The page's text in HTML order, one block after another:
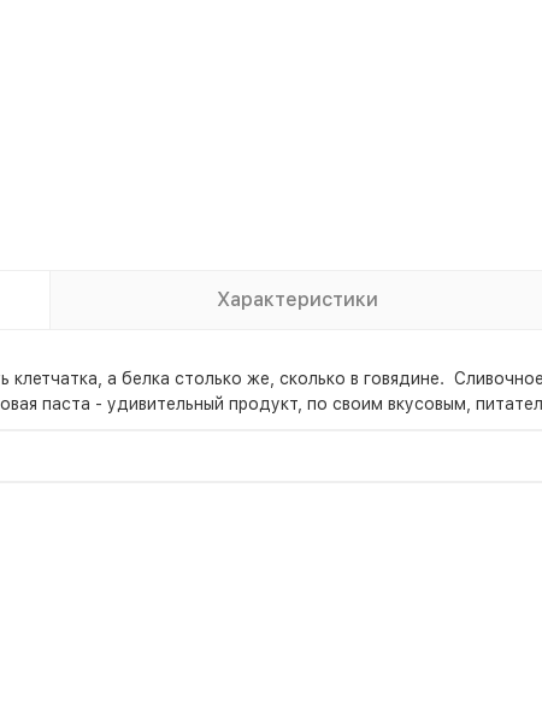
Характеристики
клетчатка, а белка столько же, сколько в говядине.
паста - удивительный продукт, по своим вкусовым,